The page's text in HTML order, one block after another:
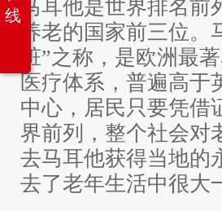
马耳他是世界排名前
养老的国家前三位
脏”之称，是欧洲最
医疗体系，普遍高于
中心，居民只要凭借
界前列，整个社会对
去马耳他获得当地的
去了老年生活中很大
线